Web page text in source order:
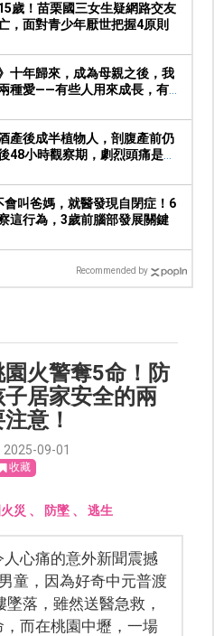
歲！苗栗國三女生疑網路交友
，面對青少年厭世把握4原則
十年歸來，成為母親之後，我
種愛——有些人用來成長，有些
產後成半植物人，剖腹產前仍
48小時觀察期，劇烈頭痛是警
會叫爸媽，就醫發現自閉症！6
這行為，3歲前腦部發展關鍵
Recommended by
火警奪5命！防
居家安全的兩
意！
09-01
收藏
災 、 防墜 、逃生
心痛的意外新聞震撼
童，因為好奇中元普渡
落，雖然送醫急救，
而在桃園中壢，一場